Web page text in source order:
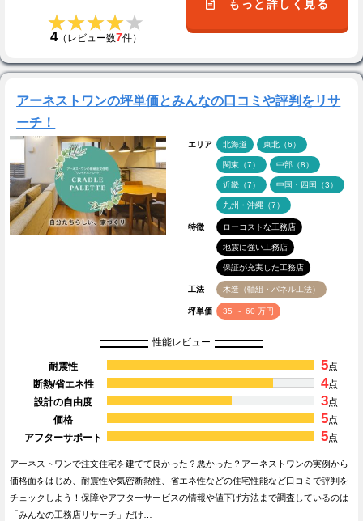
★★★★★
★★★★★
4（レビュー数7件）
もっと詳しく見る
アーネストワンの坪単価とみんなの口コミや評判をリサ
ーチ！
エリア 北海道 東北（6）
関東（7） 中部（8）
近畿（7） 中国・四国（3）
九州・沖縄（7）
特徴 ローコストな工務店
地震に強い工務店
保証が充実した工務店
工法 木造（軸組・パネル工法）
坪単価 35 ～ 60 万円
性能レビュー
耐震性 5点
断熱/省エネ性
4点
設計の自由度
3点
価格
5点
アフターサポート
5点
アーネストワンで注文住宅を建てて良かった？悪かった？アーネストワンの実例から
価格面をはじめ、耐震性や気密断熱性、省エネ性などの住宅性能など口コミで評判を
チェックしよう！保障やアフターサービスの情報や値下げ方法まで調査しているのは
「みんなの工務店リサーチ」だけ…